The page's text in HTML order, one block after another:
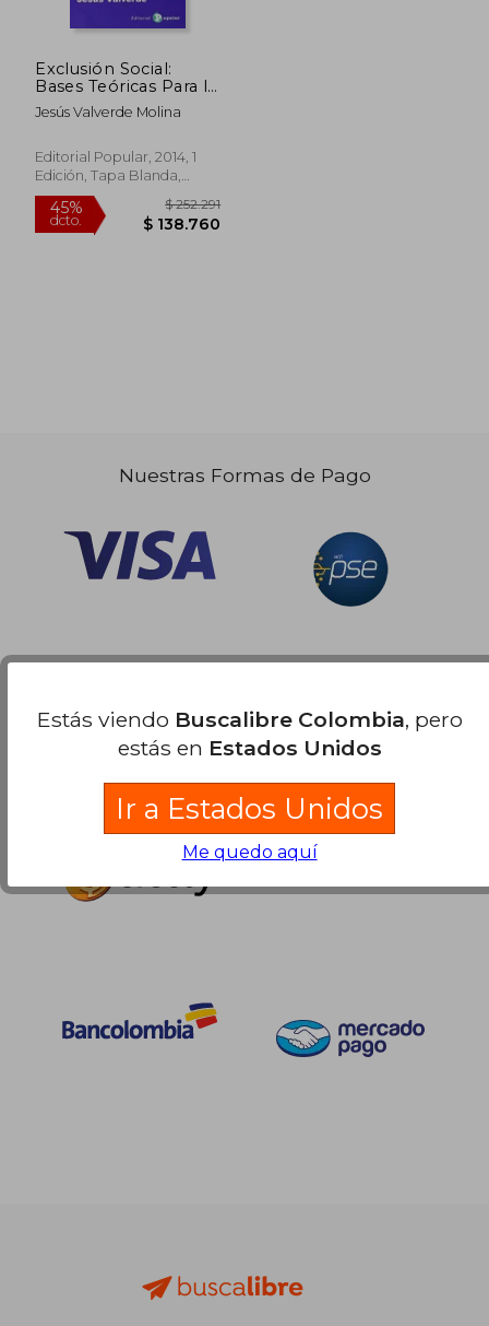
Exclusión Social:
Bases Teóricas Para la
Intervención
Jesús Valverde Molina
Editorial Popular, 2014, 1
Edición, Tapa Blanda,
Nuevo
Nuestras Formas de Pago
Estás viendo Buscalibre Colombia, pero
estás en Estados Unidos
Ir a Estados Unidos
Me quedo aquí